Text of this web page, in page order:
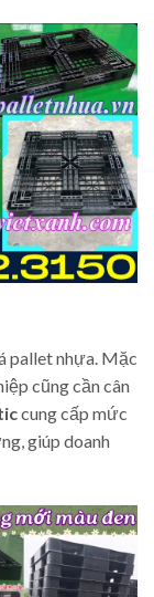
pallet nhựa. Mặc
cũng cần cân
cung cấp mức
giúp doanh